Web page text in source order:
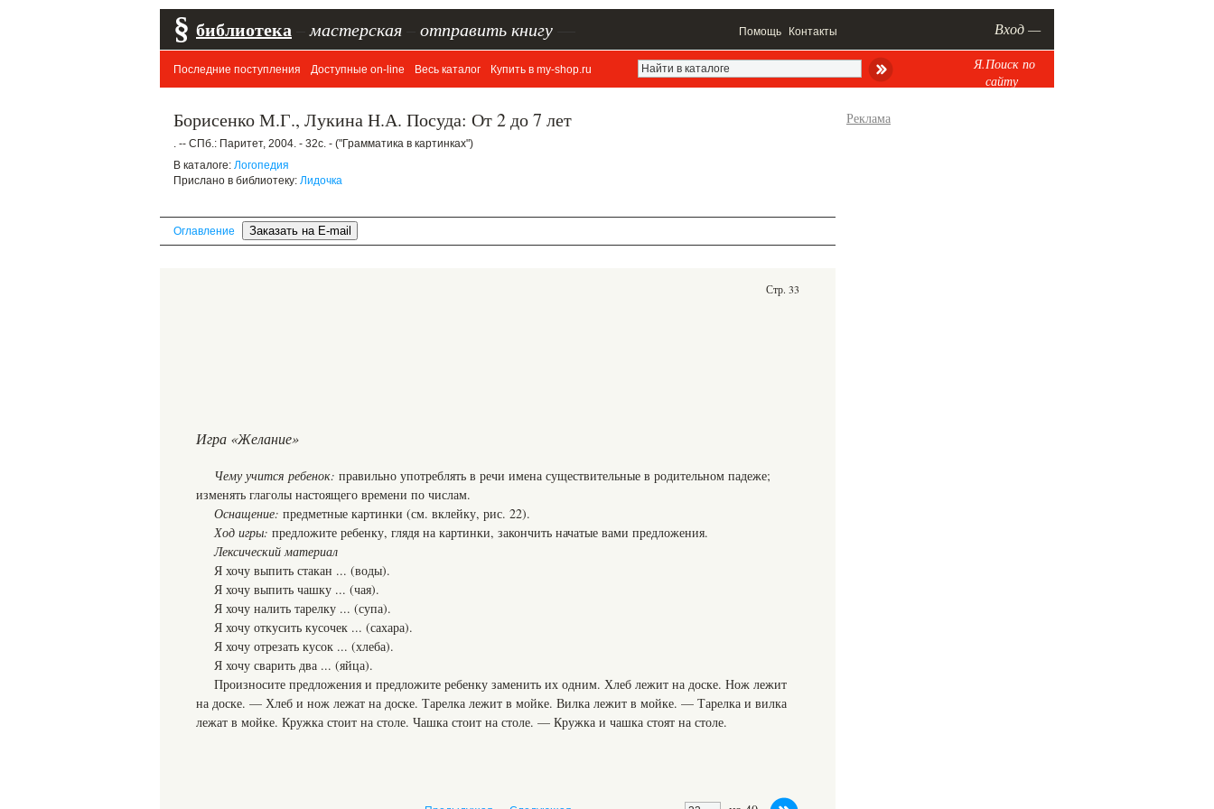
§ библиотека мастерская отправить книгу Помощь Контакты Вход —
Последние поступления Доступные on-line Весь каталог Купить в my-shop.ru
Я.Поиск по
сайту
Борисенко М.Г., Лукина Н.А. Посуда: От 2 до 7 лет
. -- СПб.: Паритет, 2004. - 32с. - ("Грамматика в картинках")
В каталоге: Логопедия
Прислано в библиотеку: Лидочка
Оглавление
Стр. 33
Игра «Желание»
Чему учится ребенок: правильно употреблять в речи имена существительные в родительном падеже;
изменять глаголы настоящего времени по числам.
Оснащение: предметные картинки (см. вклейку, рис. 22).
Ход игры: предложите ребенку, глядя на картинки, закончить начатые вами предложения.
Лексический материал
Я хочу выпить стакан ... (воды).
Я хочу выпить чашку ... (чая).
Я хочу налить тарелку ... (супа).
Я хочу откусить кусочек ... (сахара).
Я хочу отрезать кусок ... (хлеба).
Я хочу сварить два ... (яйца).
Произносите предложения и предложите ребенку заменить их одним. Хлеб лежит на доске. Нож лежит
на доске. — Хлеб и нож лежат на доске. Тарелка лежит в мойке. Вилка лежит в мойке. — Тарелка и вилка
лежат в мойке. Кружка стоит на столе. Чашка стоит на столе. — Кружка и чашка стоят на столе.
Реклама